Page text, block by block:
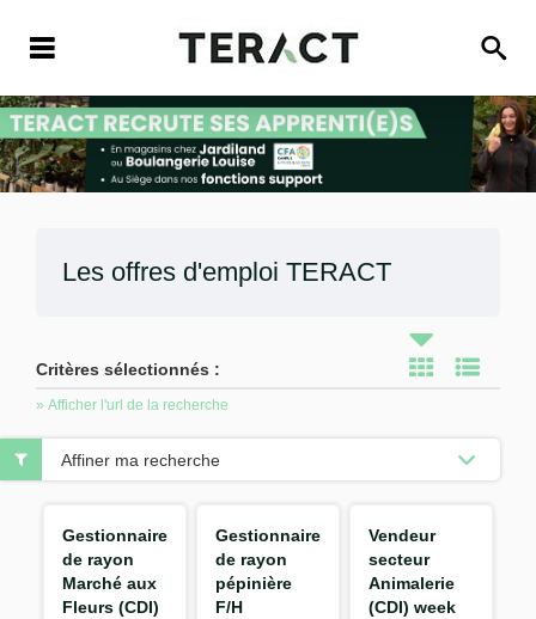
Les offres d'emploi TERACT
Critères sélectionnés :
» Afficher l'url de la recherche
Gestionnaire
de rayon
Marché aux
Fleurs (CDI)
Gestionnaire
de rayon
pépinière
F/H
Vendeur
secteur
Animalerie
(CDI) week
Affiner ma recherche